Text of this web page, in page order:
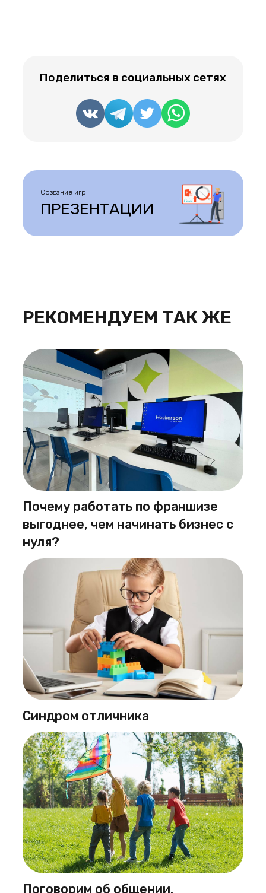
Поделиться в социальных сетях
Создание игр
ПРЕЗЕНТАЦИИ
РЕКОМЕНДУЕМ ТАК ЖЕ
Почему работать по франшизе
выгоднее, чем начинать бизнес с
нуля?
Синдром отличника
Поговорим об общении.